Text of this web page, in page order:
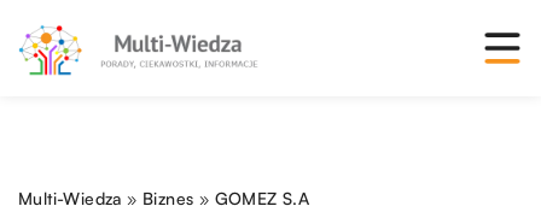
Multi-Wiedza » Biznes » GOMEZ S.A